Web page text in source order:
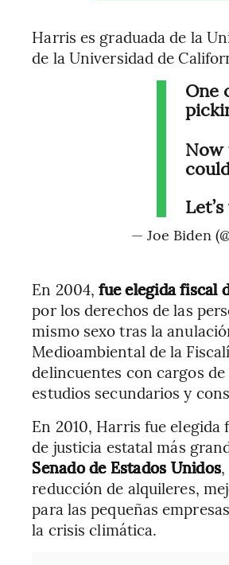
Harris es graduada de la
de la Universidad de
One
Now
— Joe Biden
En 2004, fue elegida fiscal
por los derechos de las
mismo sexo tras la
Medioambiental de la
delincuentes con cargos
estudios secundarios y
En 2010, Harris fue
de justicia estatal más
Senado de Estados Unidos
reducción de alquileres,
para las pequeñas
la crisis climática.